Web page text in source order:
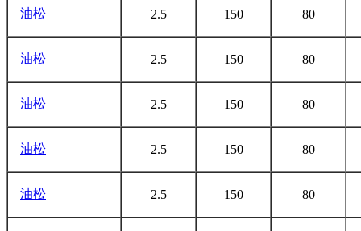
油松 2.5 150 80
油松 2.5 150 80
油松 2.5 150 80
油松 2.5 150 80
油松 2.5 150 80